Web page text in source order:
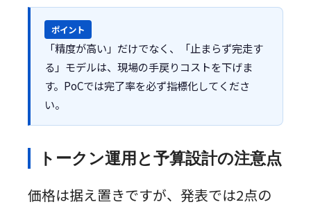
ポイント
「精度が高い」だけでなく、「止まらず完走す
る」モデルは、現場の手戻りコストを下げま
す。PoCでは完了率を必ず指標化してくださ
い。
トークン運用と予算設計の注意点
価格は据え置きですが、発表では2点の